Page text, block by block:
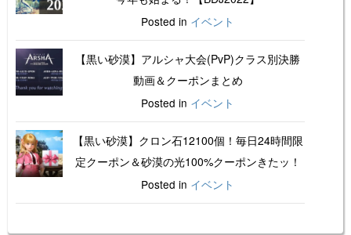
Posted in イベント
【黒い砂漠】アルシャ大会(PvP)クラス別決勝
動画＆クーポンまとめ
Posted in イベント
【黒い砂漠】クロン石12100個！毎日24時間限
定クーポン＆砂漠の光100%クーポンきたッ！
Posted in イベント